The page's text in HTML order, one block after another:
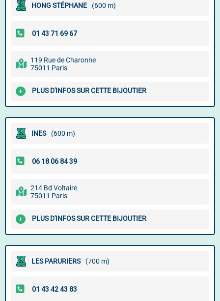
HONG STÉPHANE (600 m)
119 Rue de Charonne
75011 Paris
PLUS D'INFOS SUR CETTE BIJOUTIER
INES (600 m)
214 Bd Voltaire
75011 Paris
PLUS D'INFOS SUR CETTE BIJOUTIER
LES PARURIERS (700 m)